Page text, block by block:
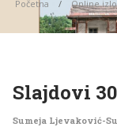
Početna Online
Slajdovi 30
Sumeja Ljevaković-